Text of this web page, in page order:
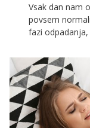
Vsak dan nam
povsem
fazi
lahko že
razlogi zanje in
smo se